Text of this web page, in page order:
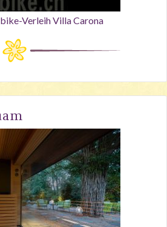
Verleih Villa Carona